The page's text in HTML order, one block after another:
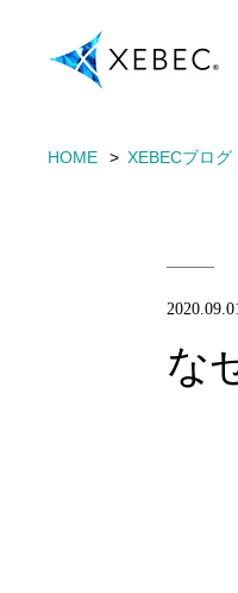
HOME XEBECブログ
な